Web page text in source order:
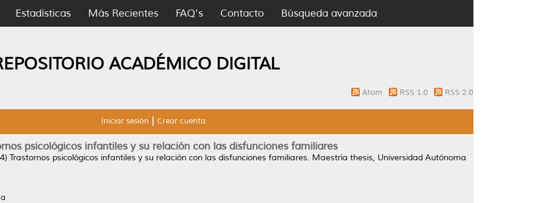
Estadísticas Más Recientes FAQ's Contacto Búsqueda avanzada
ACADÉMICO DIGITAL
Atom RSS 1.0 RSS 2.0
Iniciar sesión Crear cuenta
psicológicos infantiles y su relación con las disfunciones familiares
Trastornos psicológicos infantiles y su relación con las disfunciones familiares. Maestría thesis, Universidad Autónoma